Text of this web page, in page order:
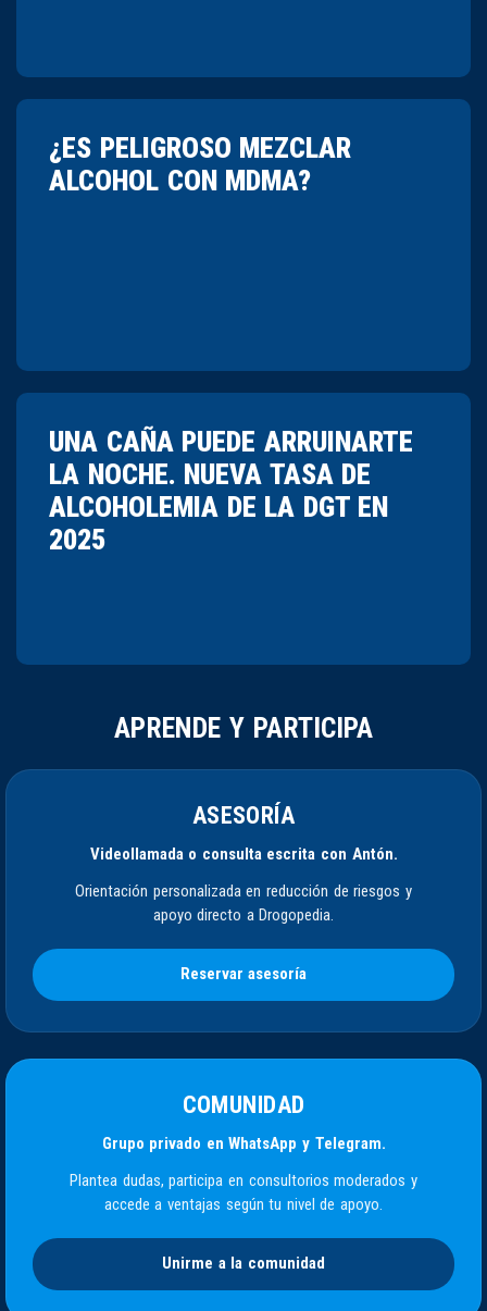
¿ES PELIGROSO MEZCLAR
ALCOHOL CON MDMA?
UNA CAÑA PUEDE ARRUINARTE
LA NOCHE. NUEVA TASA DE
ALCOHOLEMIA DE LA DGT EN
2025
APRENDE Y PARTICIPA
ASESORÍA
Videollamada o consulta escrita con Antón.
Orientación personalizada en reducción de riesgos y
apoyo directo a Drogopedia.
Reservar asesoría
COMUNIDAD
Grupo privado en WhatsApp y Telegram.
Plantea dudas, participa en consultorios moderados y
accede a ventajas según tu nivel de apoyo.
Unirme a la comunidad